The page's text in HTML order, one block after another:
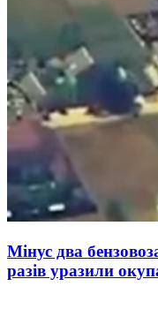
Мінус два
разів уразили